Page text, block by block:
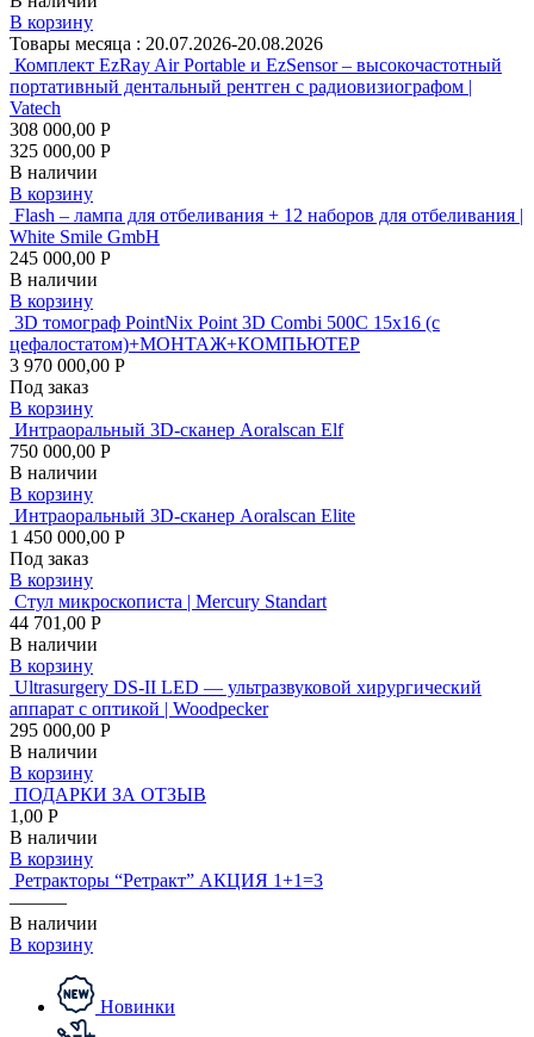
В корзину
Товары месяца : 20.07.2026-20.08.2026
Комплект EzRay Air Portable и EzSensor – высокочастотный
портативный дентальный рентген с радиовизиографом |
Vatech
308 000,00 Р
325 000,00 Р
В наличии
В корзину
Flash – лампа для отбеливания + 12 наборов для отбеливания |
White Smile GmbH
245 000,00 Р
В наличии
В корзину
3D томограф PointNix Point 3D Combi 500C 15х16 (с
цефалостатом)+МОНТАЖ+КОМПЬЮТЕР
3 970 000,00 Р
Под заказ
В корзину
Интраоральный 3D-сканер Aoralscan Elf
750 000,00 Р
В наличии
В корзину
Интраоральный 3D-сканер Aoralscan Elite
1 450 000,00 Р
Под заказ
В корзину
Стул микроскописта | Mercury Standart
44 701,00 Р
В наличии
В корзину
Ultrasurgery DS-II LED — ультразвуковой хирургический
аппарат с оптикой | Woodpecker
295 000,00 Р
В наличии
В корзину
ПОДАРКИ ЗА ОТЗЫВ
1,00 Р
В наличии
В корзину
Ретракторы “Ретракт” АКЦИЯ 1+1=3
———
В наличии
В корзину
Новинки